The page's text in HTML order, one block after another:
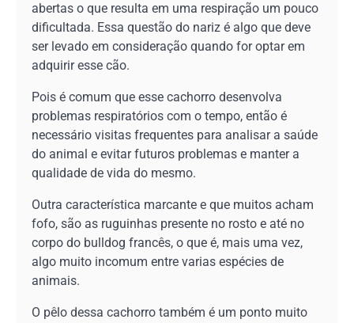
abertas o que resulta em uma respiração um pouco
dificultada. Essa questão do nariz é algo que deve
ser levado em consideração quando for optar em
adquirir esse cão.
Pois é comum que esse cachorro desenvolva
problemas respiratórios com o tempo, então é
necessário visitas frequentes para analisar a saúde
do animal e evitar futuros problemas e manter a
qualidade de vida do mesmo.
Outra característica marcante e que muitos acham
fofo, são as ruguinhas presente no rosto e até no
corpo do bulldog francês, o que é, mais uma vez,
algo muito incomum entre varias espécies de
animais.
O pêlo dessa cachorro também é um ponto muito